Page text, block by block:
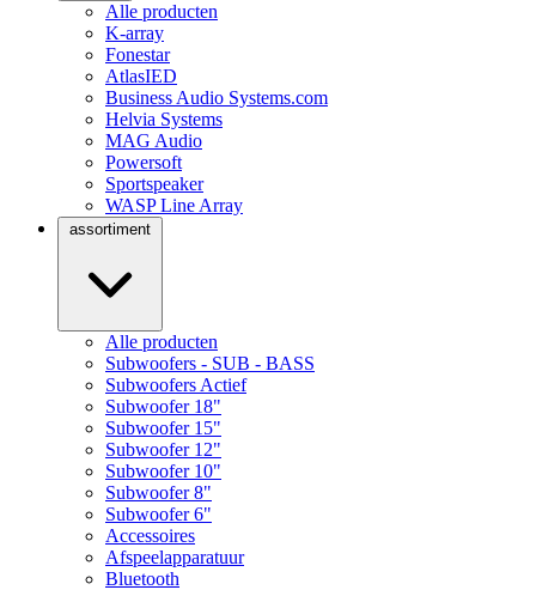
Alle producten
K-array
Fonestar
AtlasIED
Business Audio Systems.com
Helvia Systems
MAG Audio
Powersoft
Sportspeaker
WASP Line Array
assortiment
Alle producten
Subwoofers - SUB - BASS
Subwoofers Actief
Subwoofer 18"
Subwoofer 15"
Subwoofer 12"
Subwoofer 10"
Subwoofer 8"
Subwoofer 6"
Accessoires
Afspeelapparatuur
Bluetooth